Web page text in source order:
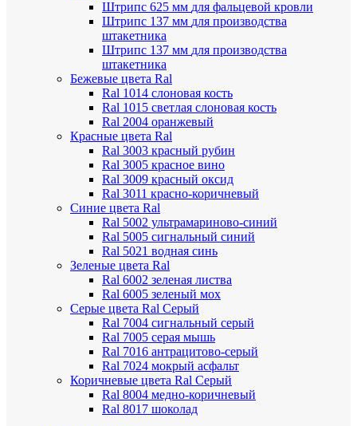
Штрипс 625 мм для фальцевой кровли
Штрипс 137 мм для производства
штакетника
Штрипс 137 мм для производства
штакетника
Бежевые цвета Ral
Ral 1014 слоновая кость
Ral 1015 светлая слоновая кость
Ral 2004 оранжевый
Красные цвета Ral
Ral 3003 красный рубин
Ral 3005 красное вино
Ral 3009 красный оксид
Ral 3011 красно-коричневый
Синие цвета Ral
Ral 5002 ультрамариново-синий
Ral 5005 сигнальный синий
Ral 5021 водная синь
Зеленые цвета Ral
Ral 6002 зеленая листва
Ral 6005 зеленый мох
Серые цвета Ral Серый
Ral 7004 сигнальный серый
Ral 7005 серая мышь
Ral 7016 антрацитово-серый
Ral 7024 мокрый асфальт
Коричневые цвета Ral Серый
Ral 8004 медно-коричневый
Ral 8017 шоколад